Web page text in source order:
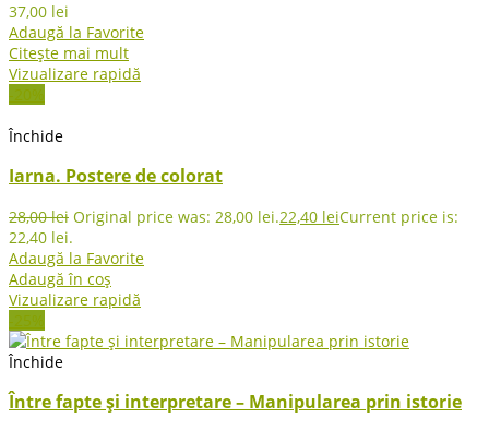
37,00 lei
Adaugă la Favorite
Citește mai mult
Vizualizare rapidă
-20%
Închide
Iarna. Postere de colorat
28,00lei Original price was: 28,00 lei.22,40 leiCurrent price is:
22,40 lei.
Adaugă la Favorite
Adaugă în coș
Vizualizare rapidă
-25%
Închide
Între fapte și interpretare – Manipularea prin istorie